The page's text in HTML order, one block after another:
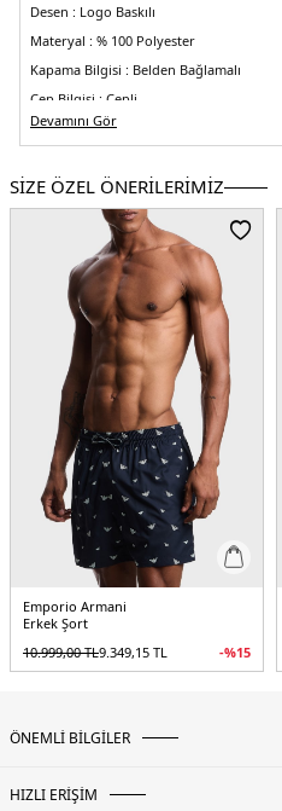
Desen : Logo Baskılı
Materyal : % 100 Polyester
Kapama Bilgisi : Belden Bağlamalı
Cep Bilgisi : Cepli
Kalıp Bilgisi :Regular Fit, Normal Bel
5DY1EM000583AF12343FB164.12
Devamını Gör
SİZE ÖZEL ÖNERİLERİMİZ
Emporio Armani
Erkek Şort
10.999,00TL9.349,15 TL -%15
ÖNEMLİ BİLGİLER
HIZLI ERİŞİM